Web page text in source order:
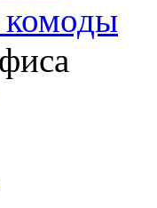
комоды